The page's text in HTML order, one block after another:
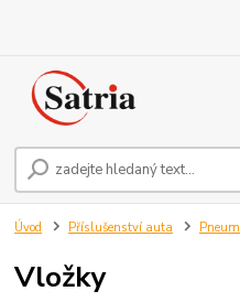
Úvod Příslušenství auta
Vložky